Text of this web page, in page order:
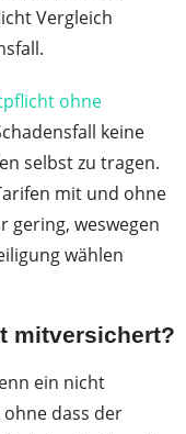
Vergleich
ohne
keine
selbst zu tragen.
mit und ohne
gering, weswegen
wählen
mitversichert?
ein nicht
dass der